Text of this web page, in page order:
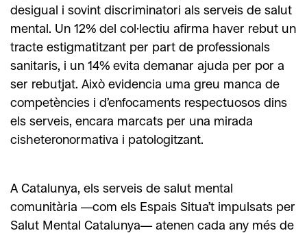
desigual i sovint discriminatori als serveis de salut
mental. Un 12% del col·lectiu afirma haver rebut un
tracte estigmatitzant per part de professionals
sanitaris, i un 14% evita demanar ajuda per por a
ser rebutjat. Això evidencia uma greu manca de
competències i d’enfocaments respectuosos dins
els serveis, encara marcats per una mirada
cisheteronormativa i patologitzant.
A Catalunya, els serveis de salut mental
comunitària —com els Espais Situa’t impulsats per
Salut Mental Catalunya— atenen cada any més de